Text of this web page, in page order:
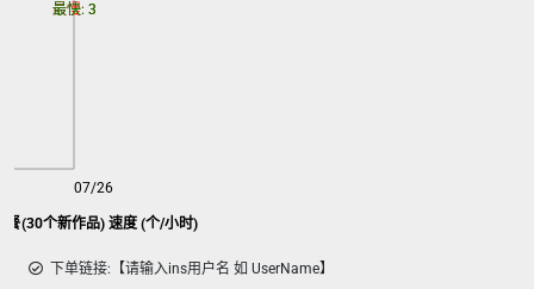
餐(30个新作品) 速度 (个/小时)
07/26
最慢: 3
最快: 3
下单链接:【请输入ins用户名 如 UserName】